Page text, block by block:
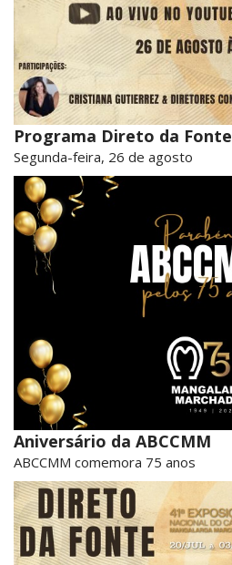
Programa Direto da Fonte
Segunda-feira, 26 de agosto
Aniversário da ABCCMM
ABCCMM comemora 75 anos